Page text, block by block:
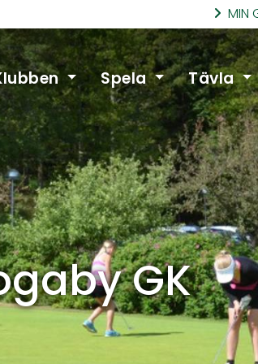
MIN
Spela Tävla
GK